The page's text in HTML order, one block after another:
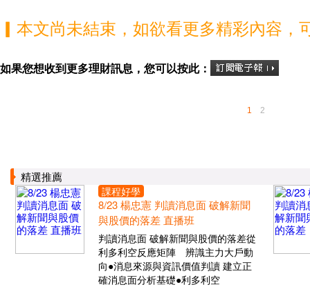
▎本文尚未結束，如欲看更多精彩內容，
如果您想收到更多理財訊息，您可以按此：
1 2
精選推薦
課程好學
8/23 楊忠憲 判讀消息面 破解新聞
與股價的落差 直播班
判讀消息面 破解新聞與股價的落差從
利多利空反應矩陣 辨識主力大戶動
向●消息來源與資訊價值判讀 建立正
確消息面分析基礎●利多利空